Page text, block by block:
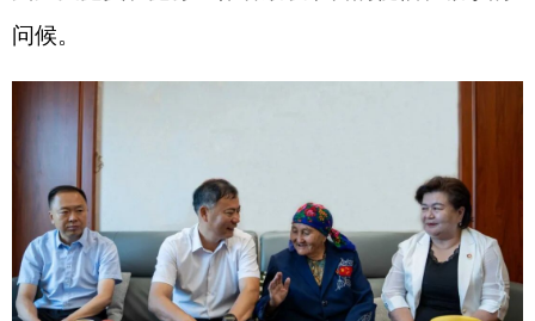
日，自治州党委书记秦伟在乌恰县看望慰
“人民楷模 国家荣誉称号获得者布茹玛汗
毛勒
朵。全媒体记者 徐贤昊 摄
在“人民楷模 ”国家荣誉称号获得者布茹玛汗·毛